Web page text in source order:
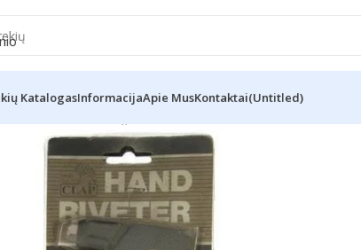
KatalogasInformacijaApie MusKontaktai(Untitled)